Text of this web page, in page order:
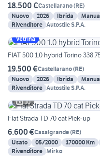
18.500 €Castellarano(RE)
Nuovo
2026 Ibrida
Rivenditore Autostile S.P.A.
Vetrina
FIAT 500 1.0 hybrid Torino
19.500 €Castellarano(RE)
Nuovo
2026 Ibrida
Rivenditore Autostile S.P.A.
10
Fiat Strada TD 70 cat Pick-up
6.600 €Casalgrande(RE)
Usato
05/2000 170000 Km
Rivenditore Mirko